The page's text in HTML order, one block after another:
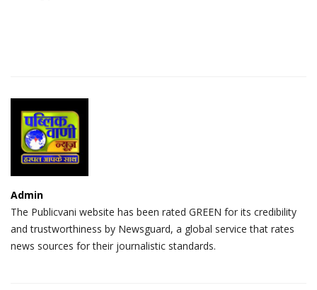
Admin
The Publicvani website has been rated GREEN for its credibility
and trustworthiness by Newsguard, a global service that rates
news sources for their journalistic standards.